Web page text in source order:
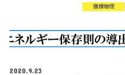
微積物理
2020.9.23